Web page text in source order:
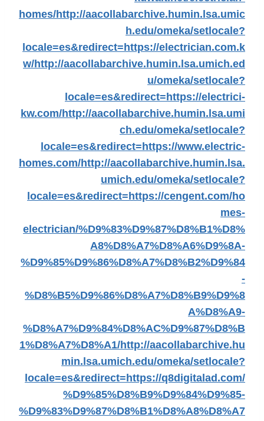
homes/http://aacollabarchive.humin.lsa.umic
h.edu/omeka/setlocale?
locale=es&redirect=https://electrician.com.k
w/http://aacollabarchive.humin.lsa.umich.ed
u/omeka/setlocale?
locale=es&redirect=https://electrici-
kw.com/http://aacollabarchive.humin.lsa.umi
ch.edu/omeka/setlocale?
locale=es&redirect=https://www.electric-
homes.com/http://aacollabarchive.humin.lsa.
umich.edu/omeka/setlocale?
locale=es&redirect=https://cengent.com/ho
mes-
electrician/%D9%83%D9%87%D8%B1%D8%
A8%D8%A7%D8%A6%D9%8A-
%D9%85%D9%86%D8%A7%D8%B2%D9%84
-
%D8%B5%D9%86%D8%A7%D8%B9%D9%8
A%D8%A9-
%D8%A7%D9%84%D8%AC%D9%87%D8%B
1%D8%A7%D8%A1/http://aacollabarchive.hu
min.lsa.umich.edu/omeka/setlocale?
locale=es&redirect=https://q8digitalad.com/
%D9%85%D8%B9%D9%84%D9%85-
%D9%83%D9%87%D8%B1%D8%A8%D8%A7